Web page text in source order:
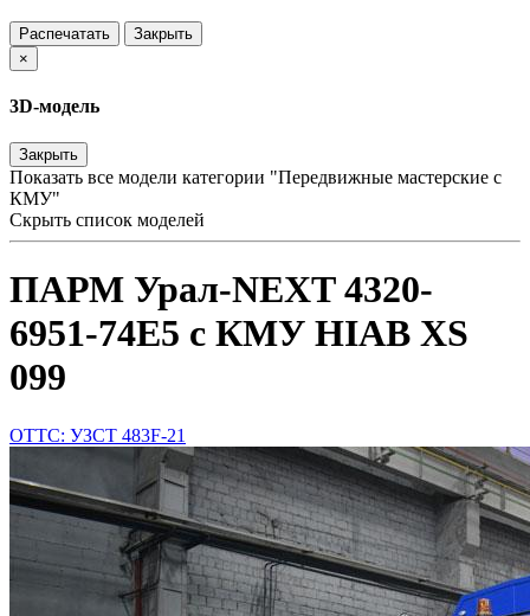
Распечатать
Закрыть
×
3D-модель
Закрыть
Показать все модели категории "Передвижные мастерские с
КМУ"
Скрыть список моделей
ПАРМ Урал-NEXT 4320-
6951-74Е5 с КМУ HIAB XS
099
ОТТС: УЗСТ 483F-21